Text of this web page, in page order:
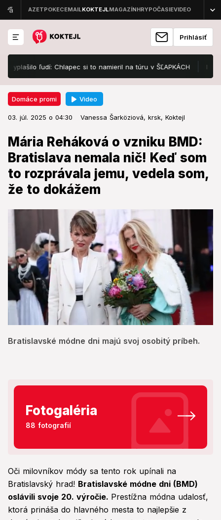
Prihlásiť
ľudí: Chlapec si to namieril na túru v ŠĽAPKÁCH Denný
Domáce promi Video
03. júl. 2025 o 04:30 Vanessa Šarköziová, krsk, Koktejl
Mária Reháková o vzniku BMD:
Bratislava nemala nič! Keď som
to rozprávala jemu, vedela som,
že to dokážem
seconds
of
Bratislavské módne dni majú svoj osobitý príbeh.
Domáce promi 03. júl. 2025 o 04:30
Mária Reháková o vzniku BMD:
Bratislava nemala nič! Keď som to
rozprávala jemu, vedela som, že
to dokážem
Bratislavské módne dni majú svoj osobitý príbeh.
Fotogaléria
88 fotografií
Oči milovníkov módy sa tento rok upínali na
Bratislavský hrad! Bratislavské módne dni (BMD)
oslávili svoje 20. výročie. Prestížna módna udalosť,
ktorá prináša do hlavného mesta to najlepšie z